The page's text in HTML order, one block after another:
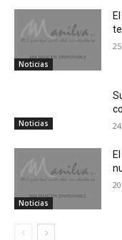
Noticias
Noticias
Noticias